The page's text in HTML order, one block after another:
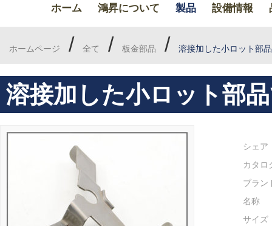
ホーム 鴻昇について 製品 設備情報
ホームページ / 全て / 板金部品 / 溶接加した小ロット部
溶接加した小ロット部
シェア
カタロ
ブラン
名称
サイズ